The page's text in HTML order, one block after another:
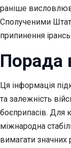
раніше
Сполученими
припинення
Порада
Ця інформація
та залежність
боєприпасів. Для
міжнародна
вимагати значних